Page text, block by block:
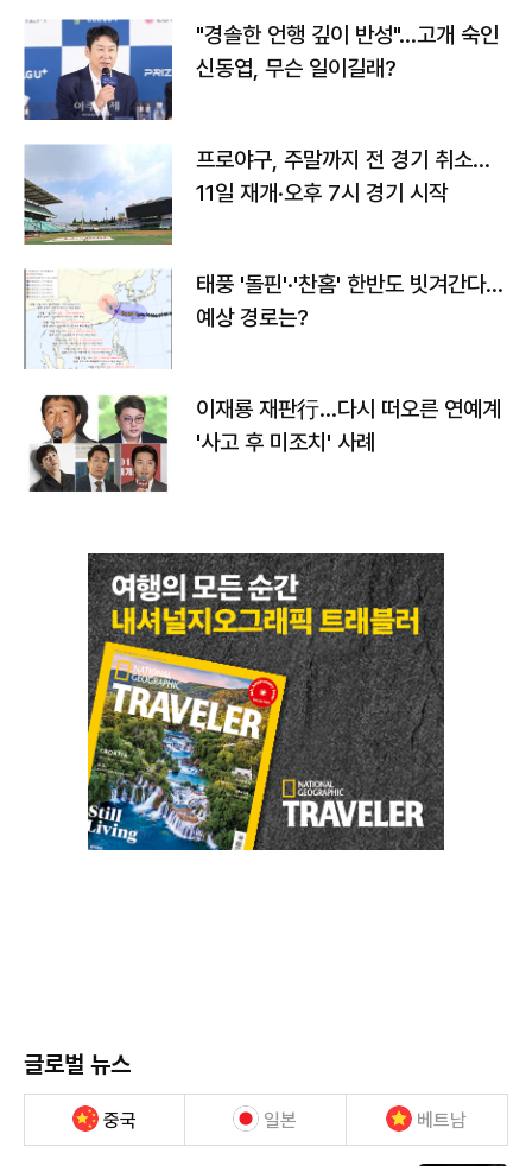
"경솔한 언행 깊이 반성"…고개 숙인
신동엽, 무슨 일이길래?
프로야구, 주말까지 전 경기 취소…
11일 재개·오후 7시 경기 시작
태풍 '돌핀'·'찬홈' 한반도 빗겨간다…
예상 경로는?
이재룡 재판行…다시 떠오른 연예계
'사고 후 미조치' 사례
글로벌 뉴스
중국 일본 베트남